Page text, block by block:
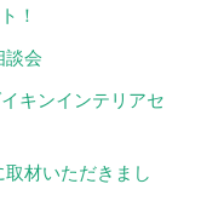
！
談会
キンインテリアセ
材いただきまし